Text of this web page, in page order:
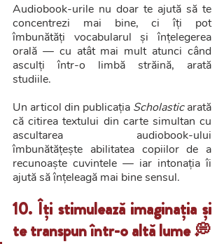
Audiobook-urile nu doar te ajută să te
concentrezi mai bine, ci îți pot
îmbunătăți vocabularul și înțelegerea
orală — cu atât mai mult atunci când
asculți într-o limbă străină, arată
studiile.
Un articol din publicația Scholastic arată
că citirea textului din carte simultan cu
ascultarea audiobook-ului
îmbunătățește abilitatea copiilor de a
recunoaște cuvintele — iar intonația îi
ajută să înțeleagă mai bine sensul.
10. Îți stimulează imaginația și
te transpun într-o altă lume 💭